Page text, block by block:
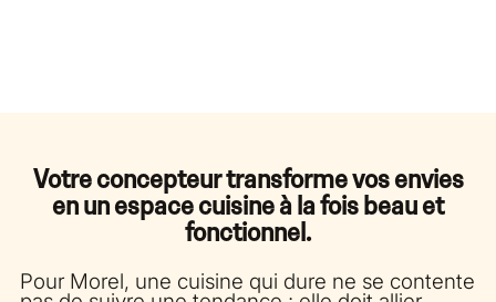
Votre concepteur transforme vos envies
en un espace cuisine à la fois beau et
fonctionnel.
Pour Morel, une cuisine qui dure ne se contente